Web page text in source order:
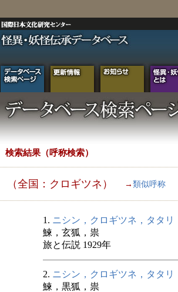
検索結果（呼称検索）
（全国：クロギツネ） → 類似呼称
1. ニシン，クロギツネ，タタリ
鰊，玄狐，祟
旅と伝説 1929年
2. ニシン，クロギツネ，タタリ
鰊，黒狐，祟